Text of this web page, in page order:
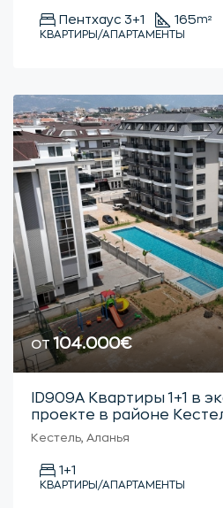
Пентхаус 3+1 165m²
КВАРТИРЫ/АПАРТАМЕНТЫ
от104.000€
ID909А Квартиры 1+1 в
проекте в районе
Кестель, Аланья
1+1
КВАРТИРЫ/АПАРТАМЕНТЫ